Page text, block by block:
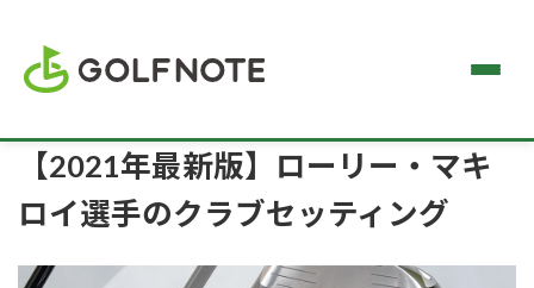
【2021年最新版】ローリー・マキ
ロイ選手のクラブセッティング